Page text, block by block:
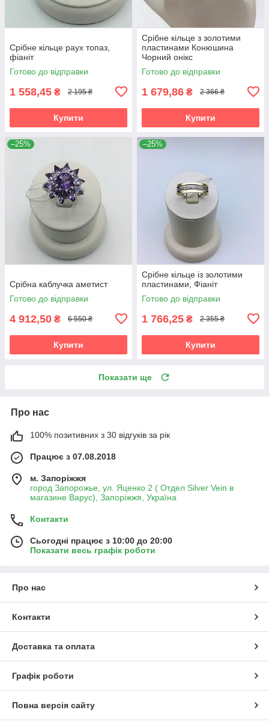
Срібне кільце раух топаз,
фіаніт
Готово до відправки
1 558,45 ₴ 2 195 ₴
Купити
Срібне кільце з золотими
пластинами Конюшина
Чорний онікс
Готово до відправки
1 679,86 ₴ 2 366 ₴
Купити
–25%
Срібна каблучка аметист
Готово до відправки
4 912,50 ₴ 6 550 ₴
Купити
–25%
Срібне кільце із золотими
пластинами, Фіаніт
Готово до відправки
1 766,25 ₴ 2 355 ₴
Купити
Показати ще
Про нас
100% позитивних з 30 відгуків за рік
Працює з 07.08.2018
м. Запоріжжя
город Запорожье, ул. Яценко 2 ( Отдел Silver Vein в
магазине Варус), Запоріжжя, Україна
Контакти
Сьогодні працює з 10:00 до 20:00
Показати весь графік роботи
Про нас
Контакти
Доставка та оплата
Графік роботи
Повна версія сайту